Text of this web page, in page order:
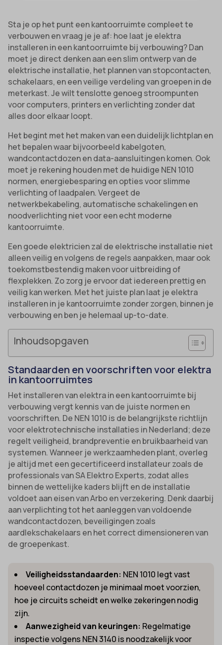
Sta je op het punt een kantoorruimte compleet te
verbouwen en vraag je je af: hoe laat je elektra
installeren in een kantoorruimte bij verbouwing? Dan
moet je direct denken aan een slim ontwerp van de
elektrische installatie, het plannen van stopcontacten,
schakelaars, en een veilige verdeling van groepen in de
meterkast. Je wilt tenslotte genoeg stroompunten
voor computers, printers en verlichting zonder dat
alles door elkaar loopt.
Het begint met het maken van een duidelijk lichtplan en
het bepalen waar bijvoorbeeld kabelgoten,
wandcontactdozen en data-aansluitingen komen. Ook
moet je rekening houden met de huidige NEN 1010
normen, energiebesparing en opties voor slimme
verlichting of laadpalen. Vergeet de
netwerkbekabeling, automatische schakelingen en
noodverlichting niet voor een echt moderne
kantoorruimte.
Een goede elektricien zal de elektrische installatie niet
alleen veilig en volgens de regels aanpakken, maar ook
toekomstbestendig maken voor uitbreiding of
flexplekken. Zo zorg je ervoor dat iedereen prettig en
veilig kan werken. Met het juiste plan laat je elektra
installeren in je kantoorruimte zonder zorgen, binnen je
verbouwing en ben je helemaal up-to-date.
Inhoudsopgaven
Standaarden en voorschriften voor elektra
in kantoorruimtes
Het installeren van elektra in een kantoorruimte bij
verbouwing vergt kennis van de juiste normen en
voorschriften. De NEN 1010 is de belangrijkste richtlijn
voor elektrotechnische installaties in Nederland; deze
regelt veiligheid, brandpreventie en bruikbaarheid van
systemen. Wanneer je werkzaamheden plant, overleg
je altijd met een gecertificeerd installateur zoals de
professionals van SA Elektro Experts, zodat alles
binnen de wettelijke kaders blijft en de installatie
voldoet aan eisen van Arbo en verzekering. Denk daarbij
aan verplichting tot het aanleggen van voldoende
wandcontactdozen, beveiligingen zoals
aardlekschakelaars en het correct dimensioneren van
de groepenkast.
Veiligheidsstandaarden: NEN 1010 legt vast
hoeveel contactdozen je minimaal moet voorzien,
hoe je circuits scheidt en welke zekeringen nodig
zijn.
Aanwezigheid van keuringen: Regelmatige
inspectie volgens NEN 3140 is noodzakelijk voor